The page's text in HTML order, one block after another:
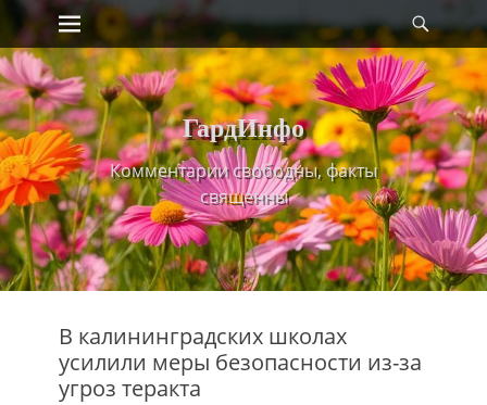
Skip
content
Primary Menu
ГардИнфо
Комментарии свободны, факты
священны
В калининградских школах
усилили меры безопасности из-за
угроз теракта